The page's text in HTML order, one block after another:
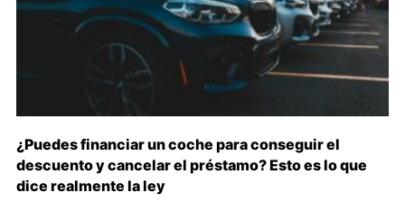
¿Puedes financiar un coche para conseguir el
descuento y cancelar el préstamo? Esto es lo que
dice realmente la ley